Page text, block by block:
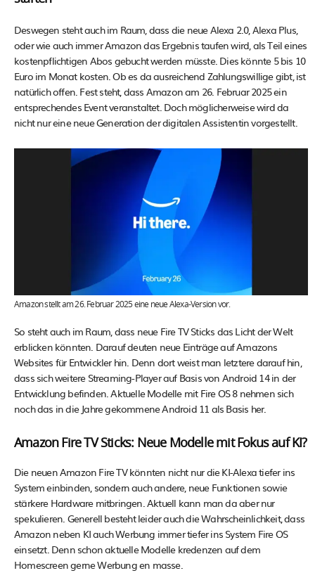
Deswegen steht auch im Raum, dass die neue Alexa 2.0, Alexa Plus,
oder wie auch immer Amazon das Ergebnis taufen wird, als Teil eines
kostenpflichtigen Abos gebucht werden müsste. Dies könnte 5 bis 10
Euro im Monat kosten. Ob es da ausreichend Zahlungswillige gibt, ist
natürlich offen. Fest steht, dass Amazon am 26. Februar 2025 ein
entsprechendes Event veranstaltet. Doch möglicherweise wird da
nicht nur eine neue Generation der digitalen Assistentin vorgestellt.
Amazon stellt am 26. Februar 2025 eine neue Alexa-Version vor.
So steht auch im Raum, dass neue Fire TV Sticks das Licht der Welt
erblicken könnten. Darauf deuten neue Einträge auf Amazons
Websites für Entwickler hin. Denn dort weist man letztere darauf hin,
dass sich weitere Streaming-Player auf Basis von Android 14 in der
Entwicklung befinden. Aktuelle Modelle mit Fire OS 8 nehmen sich
noch das in die Jahre gekommene Android 11 als Basis her.
Amazon Fire TV Sticks: Neue Modelle mit Fokus auf KI?
Die neuen Amazon Fire TV könnten nicht nur die KI-Alexa tiefer ins
System einbinden, sondern auch andere, neue Funktionen sowie
stärkere Hardware mitbringen. Aktuell kann man da aber nur
spekulieren. Generell besteht leider auch die Wahrscheinlichkeit, dass
Amazon neben KI auch Werbung immer tiefer ins System Fire OS
einsetzt. Denn schon aktuelle Modelle kredenzen auf dem
Homescreen gerne Werbung en masse.